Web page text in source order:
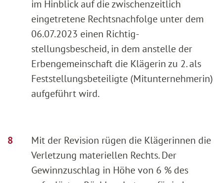
im Hinblick auf die zwischenzeitlich
eingetretene Rechtsnachfolge unter dem
06.07.2023 einen Richtig-
stellungsbescheid, in dem anstelle der
Erbengemeinschaft die Klägerin zu 2. als
Feststellungsbeteiligte (Mitunternehmerin)
aufgeführt wird.
Mit der Revision rügen die Klägerinnen die
Verletzung materiellen Rechts. Der
Gewinnzuschlag in Höhe von 6 % des